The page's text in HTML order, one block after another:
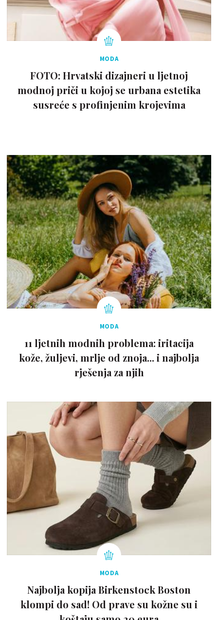
MODA
FOTO: Hrvatski dizajneri u ljetnoj
modnoj priči u kojoj se urbana estetika
susreće s profinjenim krojevima
MODA
11 ljetnih modnih problema: iritacija
kože, žuljevi, mrlje od znoja... i najbolja
rješenja za njih
MODA
Najbolja kopija Birkenstock Boston
klompi do sad! Od prave su kožne su i